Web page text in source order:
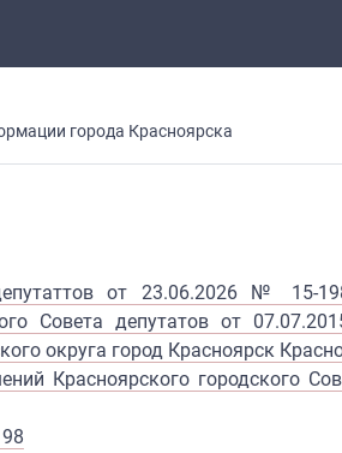
города Красноярска
от 23.06.2026 № 15-
Совета депутатов от
округа город Красноярск
Красноярского городского